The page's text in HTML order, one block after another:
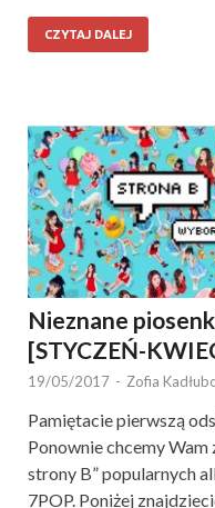
CZYTAJ DALEJ
Nieznane
[STYCZEŃ-
19/05/2017 - Zofia
Pamiętacie pierwszą
Ponownie chcemy
strony B” popularnych
7POP. Poniżej